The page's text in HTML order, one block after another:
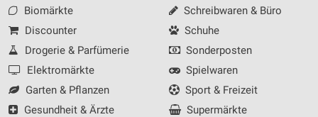
Biomärkte
Discounter
Drogerie & Parfümerie
Elektromärkte
Garten & Pflanzen
Gesundheit & Ärzte
Schreibwaren & Büro
Schuhe
Sonderposten
Spielwaren
Sport & Freizeit
Supermärkte